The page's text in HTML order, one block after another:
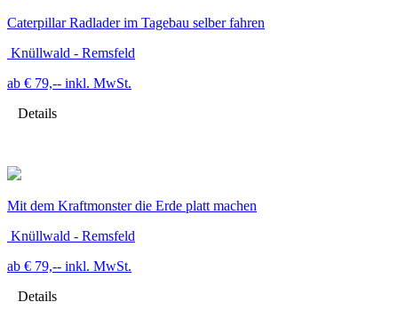
Caterpillar Radlader im Tagebau selber fahren
Knüllwald - Remsfeld
ab € 79,-- inkl. MwSt.
Details
Mit dem Kraftmonster die Erde platt machen
Knüllwald - Remsfeld
ab € 79,-- inkl. MwSt.
Details